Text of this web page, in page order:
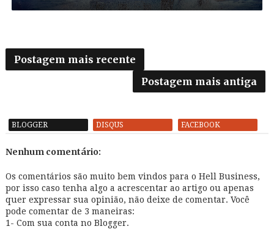
Postagem mais recente
Postagem mais antiga
BLOGGER DISQUS FACEBOOK
Nenhum comentário:
Os comentários são muito bem vindos para o Hell Business,
por isso caso tenha algo a acrescentar ao artigo ou apenas
quer expressar sua opinião, não deixe de comentar. Você
pode comentar de 3 maneiras:
1- Com sua conta no Blogger.